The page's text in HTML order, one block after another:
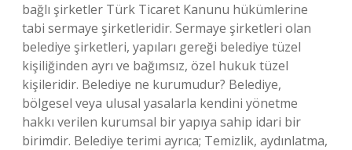
bağlı şirketler Türk Ticaret Kanunu hükümlerine
tabi sermaye şirketleridir. Sermaye şirketleri olan
belediye şirketleri, yapıları gereği belediye tüzel
kişiliğinden ayrı ve bağımsız, özel hukuk tüzel
kişileridir. Belediye ne kurumudur? Belediye,
bölgesel veya ulusal yasalarla kendini yönetme
hakkı verilen kurumsal bir yapıya sahip idari bir
birimdir. Belediye terimi ayrıca; Temizlik, aydınlatma,